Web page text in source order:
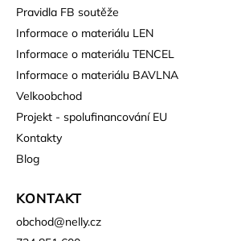
Pravidla FB soutěže
Informace o materiálu LEN
Informace o materiálu TENCEL
Informace o materiálu BAVLNA
Velkoobchod
Projekt - spolufinancování EU
Kontakty
Blog
KONTAKT
obchod@nelly.cz